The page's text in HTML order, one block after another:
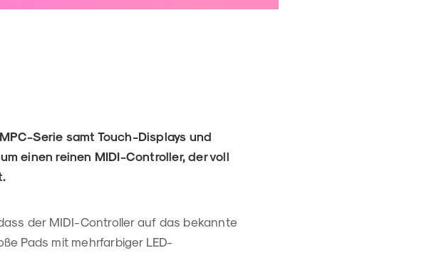
Serie samt Touch-Displays und
einen reinen MIDI-Controller, der voll
der MIDI-Controller auf das bekannte
Pads mit mehrfarbiger LED-